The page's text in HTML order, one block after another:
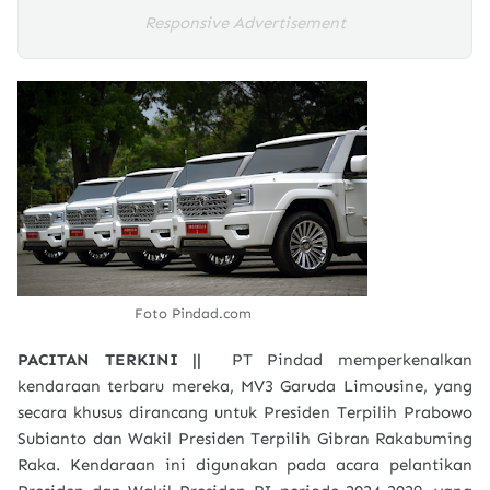
Responsive Advertisement
Foto Pindad.com
PACITAN TERKINI ||
PT Pindad memperkenalkan
kendaraan terbaru mereka, MV3 Garuda Limousine, yang
secara khusus dirancang untuk Presiden Terpilih Prabowo
Subianto dan Wakil Presiden Terpilih Gibran Rakabuming
Raka. Kendaraan ini digunakan pada acara pelantikan